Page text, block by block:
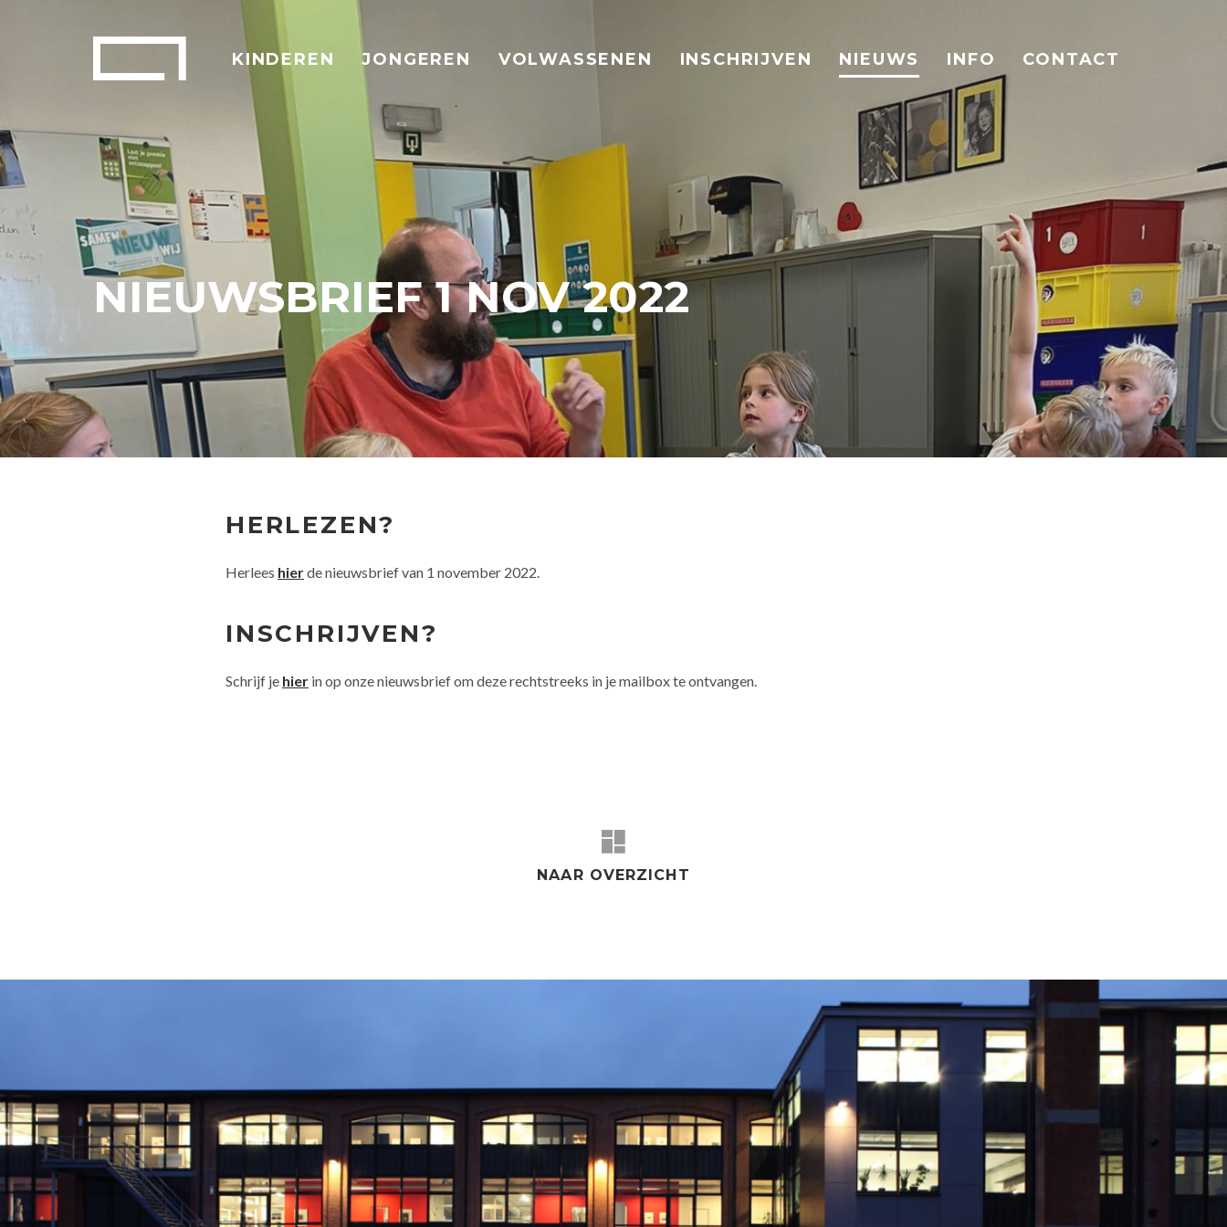
KINDEREN JONGEREN VOLWASSENEN INSCHRIJVEN NIEUWS INFO CONTACT
NIEUWSBRIEF 1 NOV 2022
HERLEZEN?
Herlees hierde nieuwsbrief van 1 november 2022.
INSCHRIJVEN?
Schrijf je hier in op onze nieuwsbrief om deze rechtstreeks in je mailbox te ontvangen.
NAAR OVERZICHT